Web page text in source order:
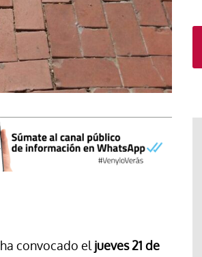
ha convocado el jueves 21 de